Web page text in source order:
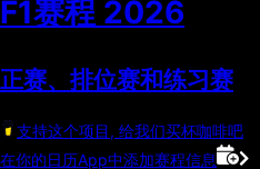
F1赛程 2026
正赛、排位赛和练习赛
支持这个项目, 给我们买杯咖啡吧
在你的日历App中添加赛程信息